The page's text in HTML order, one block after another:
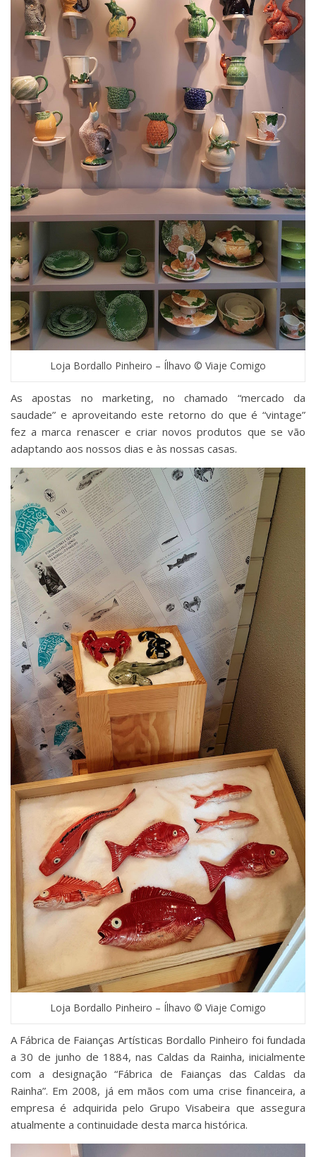
Loja Bordallo Pinheiro – Ílhavo © Viaje Comigo
As apostas no marketing, no chamado “mercado da
saudade” e aproveitando este retorno do que é “vintage”
fez a marca renascer e criar novos produtos que se vão
adaptando aos nossos dias e às nossas casas.
Loja Bordallo Pinheiro – Ílhavo © Viaje Comigo
A Fábrica de Faianças Artísticas Bordallo Pinheiro foi fundada
a 30 de junho de 1884, nas Caldas da Rainha, inicialmente
com a designação “Fábrica de Faianças das Caldas da
Rainha”. Em 2008, já em mãos com uma crise financeira, a
empresa é adquirida pelo Grupo Visabeira que assegura
atualmente a continuidade desta marca histórica.